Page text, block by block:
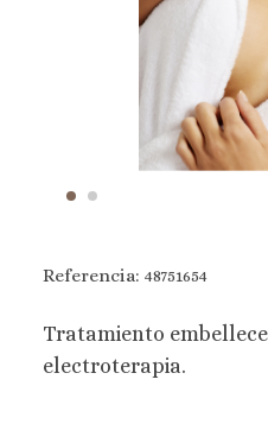
Referencia: 48751654
Tratamiento
electroterapia.